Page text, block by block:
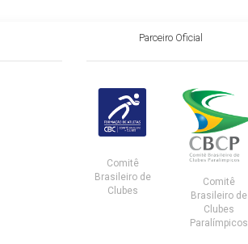
Parceiro Oficial
Comitê
Brasileiro de
Clubes
Comitê
Brasileiro de
Clubes
Paralímpicos